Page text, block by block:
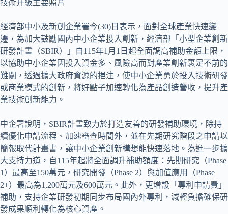
經濟部中小及新創企業署今(30)日表示，面對全球產業快速變
遷，為加大鼓勵國內中小企業投入創新，經濟部「小型企業創新
研發計畫（SBIR）」自115年1月1日起全面調高補助金額上限，
以協助中小企業因投入資金多、風險高而對產業創新裹足不前的
難關，透過擴大政府資源的挹注，使中小企業勇於投入技術研發
或商業模式的創新，將好點子加速轉化為產品創造營收，提升產
業技術創新能力。
中企署說明，SBIR計畫致力於打造友善的研發補助環境，除持
續優化申請流程、加速審查時間外，並在先期研究階段之申請以
簡報取代計畫書，讓中小企業創新構想能快速落地。為進一步擴
大支持力道，自115年起將全面調升補助額度：先期研究（Phase
1）最高至150萬元，研究開發（Phase 2）與加值應用（Phase
2+）最高為1,200萬元及600萬元。此外，更增設「專利申請費」
補助，支持企業研發初期同步布局國內外專利，減輕負擔確保研
發成果順利轉化為核心資產。